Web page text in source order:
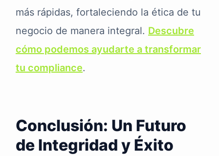
más rápidas, fortaleciendo la ética de tu
negocio de manera integral. Descubre
cómo podemos ayudarte a transformar
tu compliance.
Conclusión: Un Futuro
de Integridad y Éxito